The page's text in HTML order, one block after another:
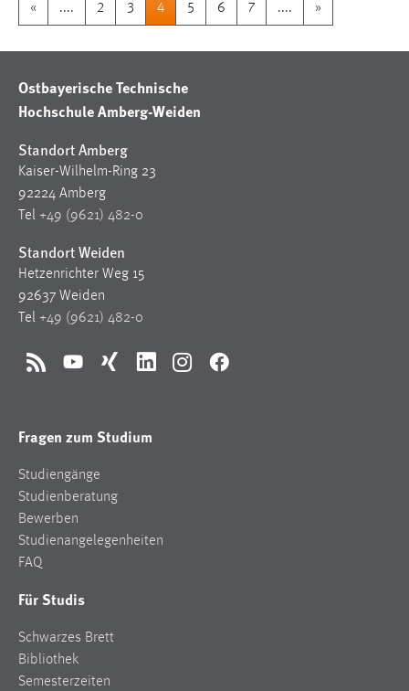
« .... 2 3 4 5 6 7 .... »
Ostbayerische Technische
Hochschule Amberg-Weiden
Standort Amberg
Kaiser-Wilhelm-Ring 23
92224 Amberg
Tel +49 (9621) 482-0
Standort Weiden
Hetzenrichter Weg 15
92637 Weiden
Tel +49 (9621) 482-0
RSS YouTubeXing LinkedInInstagramFacebook
Fragen zum Studium
Studiengänge
Studienberatung
Bewerben
Studienangelegenheiten
FAQ
Für Studis
Schwarzes Brett
Bibliothek
Semesterzeiten